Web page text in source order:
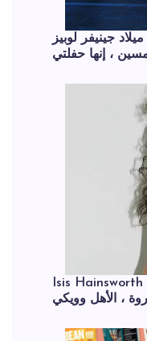
جينيفر لوبيز
، إنها حفلتي
Isis Hainsworth العمر ، صديقها ، الطول ، صافي
، الأهل وويكي